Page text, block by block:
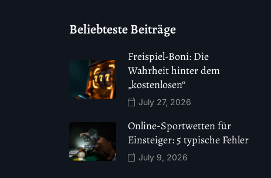
Beliebteste Beiträge
Freispiel-Boni: Die
Wahrheit hinter dem
„kostenlosen“
July 27, 2026
Online-Sportwetten für
Einsteiger: 5 typische Fehler
July 9, 2026